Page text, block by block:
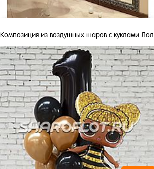
Композиция из воздушных шаров с куклами Лол
11 039 ₽ / шт
В корзину
Купить в 1 клик
В избранное
В наличии